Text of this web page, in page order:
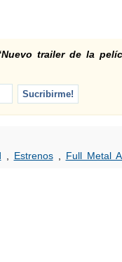
trailer de la
Estrenos, Full Metal